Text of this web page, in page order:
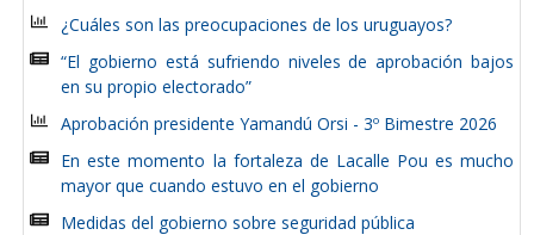
¿Cuáles son las preocupaciones de los uruguayos?
“El gobierno está sufriendo niveles de aprobación bajos
en su propio electorado”
Aprobación presidente Yamandú Orsi - 3º Bimestre 2026
En este momento la fortaleza de Lacalle Pou es mucho
mayor que cuando estuvo en el gobierno
Medidas del gobierno sobre seguridad pública